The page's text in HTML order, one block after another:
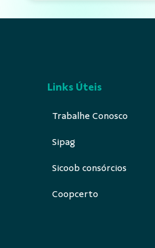
Links Úteis
Trabalhe Conosco
Sipag
Sicoob consórcios
Coopcerto